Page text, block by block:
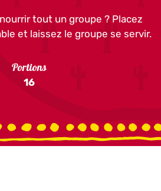
tout un groupe ? Placez
et laissez le groupe se servir.
Portions
16